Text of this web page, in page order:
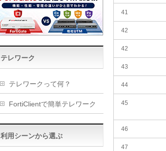
41
42
42
43
44
45
46
47
テレワーク
テレワークって何？
FortiClientで簡単テレワーク
利用シーンから選ぶ